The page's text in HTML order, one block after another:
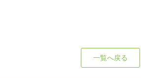
一覧へ戻る